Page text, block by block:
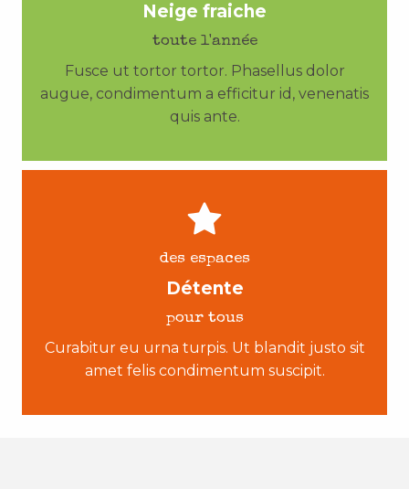
Neige fraiche
toute l'année
Fusce ut tortor tortor. Phasellus dolor
augue, condimentum a efficitur id, venenatis
quis ante.
des espaces
Détente
pour tous
Curabitur eu urna turpis. Ut blandit justo sit
amet felis condimentum suscipit.